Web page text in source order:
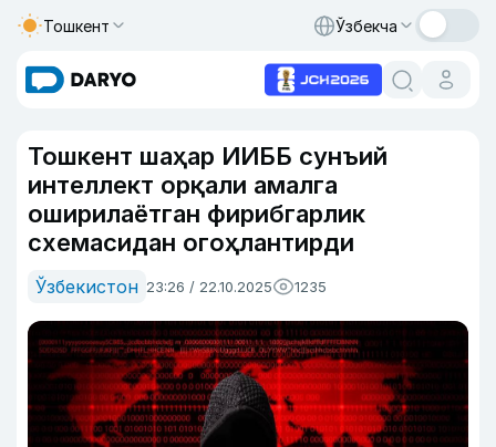
Тошкент Ўзбекча
Тошкент шаҳар ИИББ сунъий
интеллект орқали амалга
оширилаётган фирибгарлик
схемасидан огоҳлантирди
Ўзбекистон 23:26 / 22.10.2025 1235